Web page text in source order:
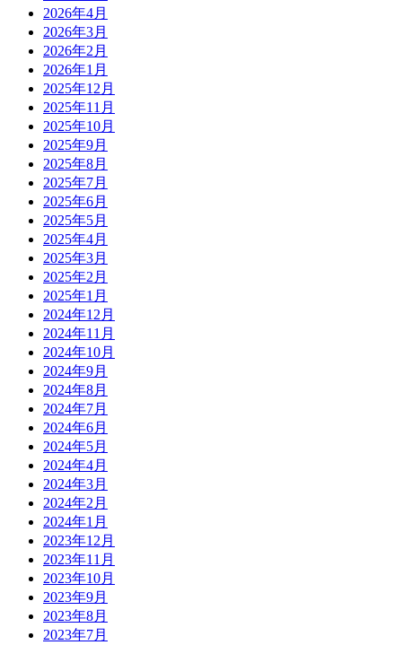
2026年4月
2026年3月
2026年2月
2026年1月
2025年12月
2025年11月
2025年10月
2025年9月
2025年8月
2025年7月
2025年6月
2025年5月
2025年4月
2025年3月
2025年2月
2025年1月
2024年12月
2024年11月
2024年10月
2024年9月
2024年8月
2024年7月
2024年6月
2024年5月
2024年4月
2024年3月
2024年2月
2024年1月
2023年12月
2023年11月
2023年10月
2023年9月
2023年8月
2023年7月